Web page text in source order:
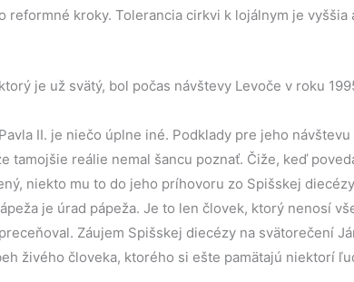
reformné kroky. Tolerancia cirkvi k lojálnym je vyššia
je už svätý, bol počas návštevy Levoče v roku
II. je niečo úplne iné. Podklady pre jeho
tamojšie reálie nemal šancu poznať. Čiže, keď
niekto mu to do jeho príhovoru zo Spišskej
je úrad pápeža. Je to len človek, ktorý nenosí
Záujem Spišskej diecézy na svätorečení
živého človeka, ktorého si ešte pamätajú niektorí